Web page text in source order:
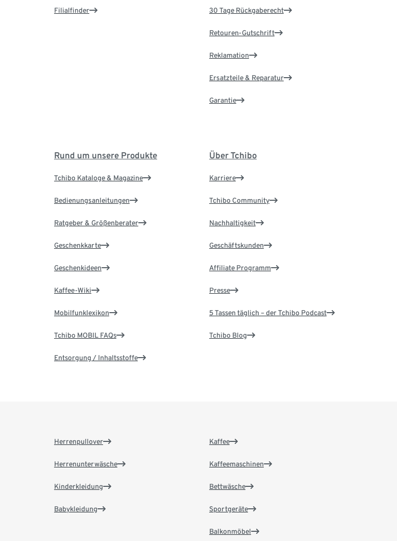
Filialfinder 30 Tage Rückgaberecht
Retouren-Gutschrift
Reklamation
Ersatzteile & Reparatur
Garantie
Rund um unsere Produkte
Tchibo Kataloge & Magazine
Bedienungsanleitungen
Ratgeber & Größenberater
Geschenkkarte
Geschenkideen
Kaffee-Wiki
Mobilfunklexikon
Tchibo MOBIL FAQs
Entsorgung / Inhaltsstoffe
Über Tchibo
Karriere
Tchibo Community
Nachhaltigkeit
Geschäftskunden
Affiliate Programm
Presse
5 Tassen täglich – der Tchibo Podcast
Tchibo Blog
Herrenpullover
Herrenunterwäsche
Kinderkleidung
Babykleidung
Kaffee
Kaffeemaschinen
Bettwäsche
Sportgeräte
Balkonmöbel